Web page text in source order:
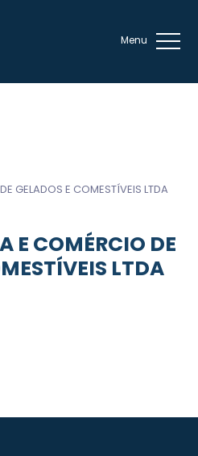
GELADOS E COMESTÍVEIS LTDA
E COMÉRCIO DE
LTDA